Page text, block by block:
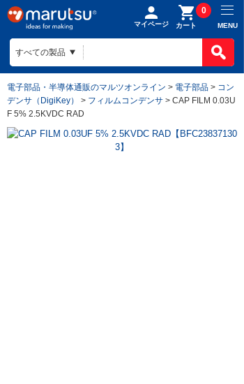
マイページ カート
0
MENU
電子部品・半導体通販のマルツオンライン > 電子部品 > コン
デンサ（DigiKey）
> フィルムコンデンサ > CAP FILM 0.03U
F 5% 2.5KVDC RAD